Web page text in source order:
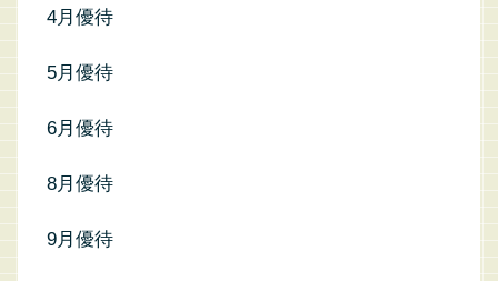
4月優待
5月優待
6月優待
8月優待
9月優待